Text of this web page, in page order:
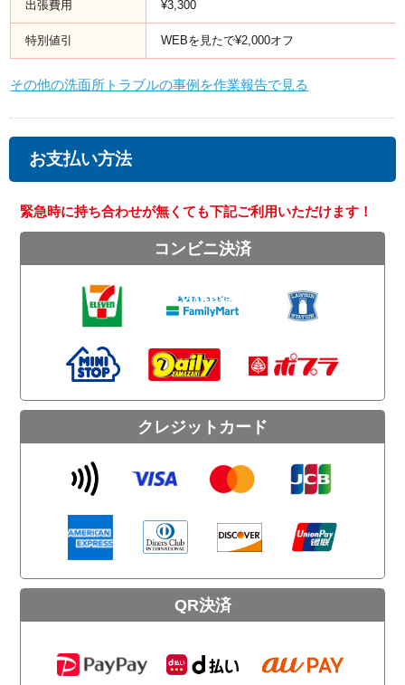
出張費用 ¥3,300
特別値引 WEBを見たで¥2,000オフ
その他の洗面所トラブルの事例を作業報告で見る
お支払い方法
緊急時に持ち合わせが無くても下記ご利用いただけます！
コンビニ決済
クレジットカード
QR決済